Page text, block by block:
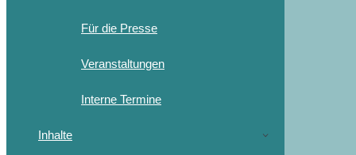
Für die Presse
Veranstaltungen
Interne Termine
Inhalte